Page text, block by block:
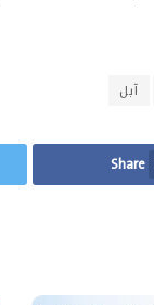
آبل
Share